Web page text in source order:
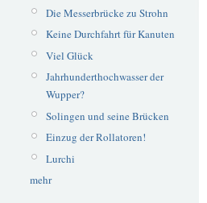
Die Messerbrücke zu Strohn
Keine Durchfahrt für Kanuten
Viel Glück
Jahrhunderthochwasser der
Wupper?
Solingen und seine Brücken
Einzug der Rollatoren!
Lurchi
mehr